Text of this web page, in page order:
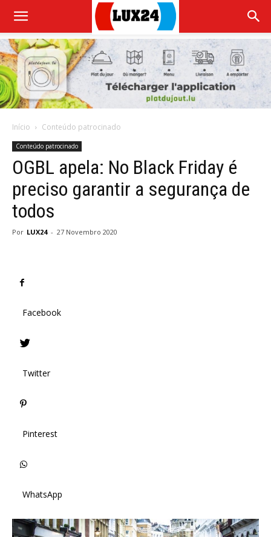
Início Conteúdo patrocinado
Conteúdo patrocinado
OGBL apela: No Black Friday é
preciso garantir a segurança de
todos
Por LUX24 - 27 Novembro 2020
Facebook
Twitter
Pinterest
WhatsApp